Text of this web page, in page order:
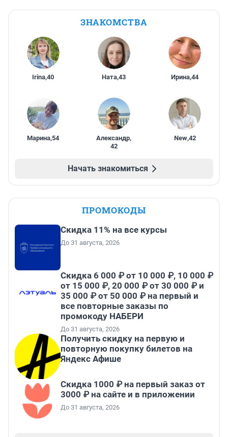
ЗНАКОМСТВА
Irina,40 Ната,43 Ирина,44
Марина,54 Александр,
42
New,42
Начать знакомиться
ПРОМОКОДЫ
Скидка 11% на все курсы
До 31 августа, 2026
Скидка 6 000 ₽ от 10 000 ₽, 10 000 ₽
от 15 000 ₽, 20 000 ₽ от 30 000 ₽ и
35 000 ₽ от 50 000 ₽ на первый и
все повторные заказы по
промокоду НАБЕРИ
До 31 августа, 2026
Получить скидку на первую и
повторную покупку билетов на
Яндекс Афише
Скидка 1000 ₽ на первый заказ от
3000 ₽ на сайте и в приложении
До 31 августа, 2026